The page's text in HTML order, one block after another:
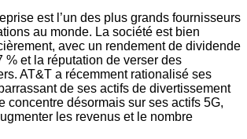
est l’un des plus grands fournisseurs
au monde. La société est bien
avec un rendement de dividende
% et la réputation de verser des
AT&T a récemment rationalisé ses
de ses actifs de divertissement
concentre désormais sur ses actifs 5G,
les revenus et le nombre